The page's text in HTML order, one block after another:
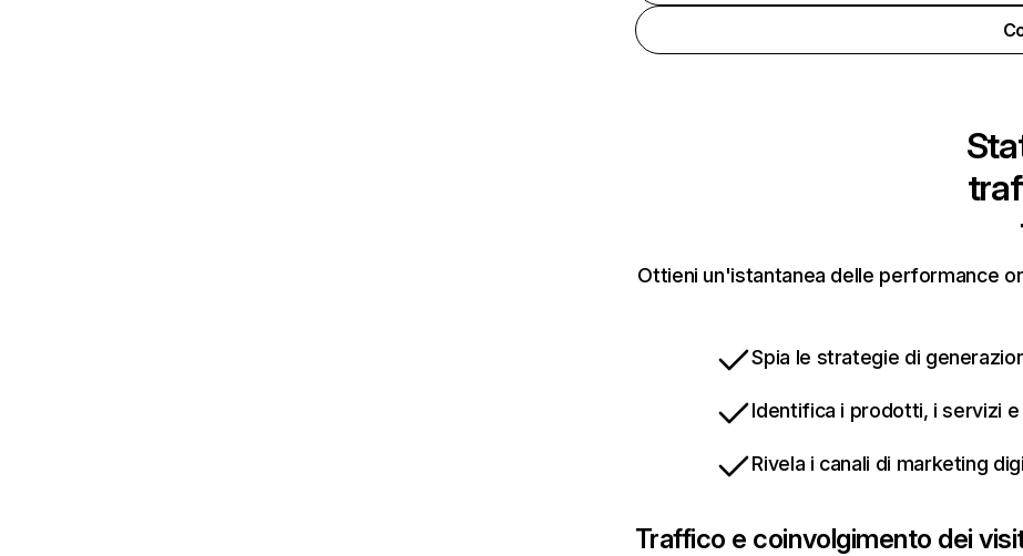
Ottieni un'istantanea delle performance
Spia le strategie di
Identifica i prodotti, i servizi
Rivela i canali di marketing
Traffico e coinvolgimento dei